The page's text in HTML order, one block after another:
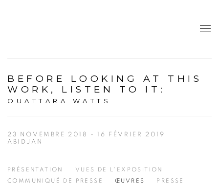
BEFORE LOOKING AT THIS
WORK, LISTEN TO IT :
OUATTARA WATTS
23 NOVEMBRE 2018 - 16 FÉVRIER 2019
ABIDJAN
PRÉSENTATION
VUES DE L'EXPOSITION
COMMUNIQUÉ DE PRESSE
ŒUVRES PRESSE